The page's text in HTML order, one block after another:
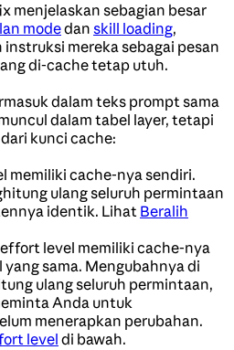
menjelaskan sebagian besar
modedan skill loading,
mereka sebagai pesan
di-cache tetap utuh.
dalam teks prompt sama
dalam tabel layer, tetapi
kunci cache:
memiliki cache-nya sendiri.
ulang seluruh permintaan
identik. Lihat Beralih
level memiliki cache-nya
sama. Mengubahnya di
ulang seluruh permintaan,
Anda untuk
menerapkan perubahan.
level di bawah.